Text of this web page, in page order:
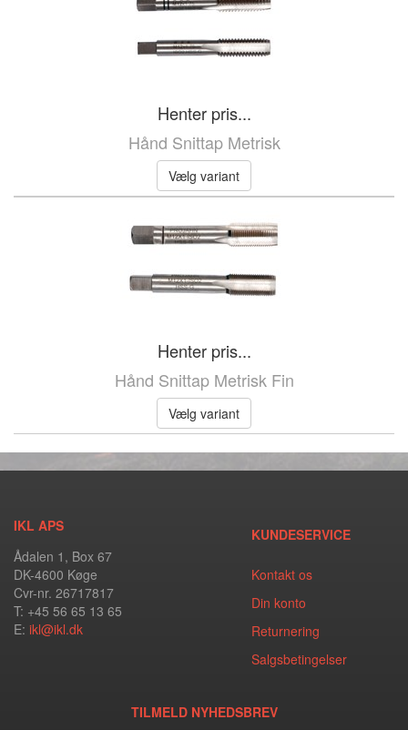
Henter pris...
Hånd Snittap Metrisk
Vælg variant
Henter pris...
Hånd Snittap Metrisk Fin
Vælg variant
IKL APS
Ådalen 1, Box 67
DK-4600 Køge
Cvr-nr. 26717817
T: +45 56 65 13 65
E: ikl@ikl.dk
KUNDESERVICE
Kontakt os
Din konto
Returnering
Salgsbetingelser
TILMELD NYHEDSBREV